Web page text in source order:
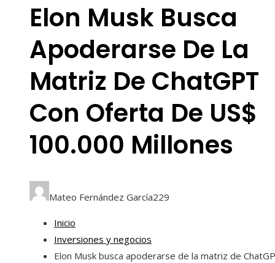
Elon Musk Busca
Apoderarse De La
Matriz De ChatGPT
Con Oferta De US$
100.000 Millones
Mateo Fernández García229
Inicio
Inversiones y negocios
Elon Musk busca apoderarse de la matriz de